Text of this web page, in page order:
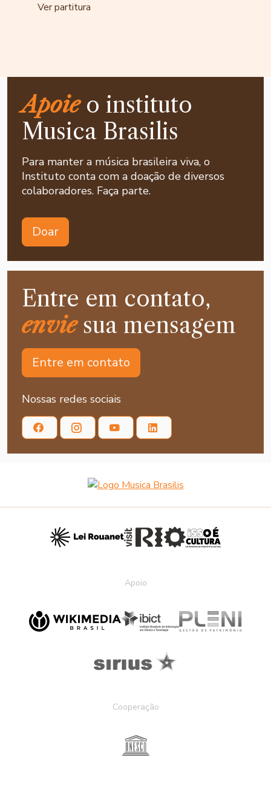
Ver partitura
Apoieo instituto
Musica Brasilis
Para manter a música brasileira viva, o
Instituto conta com a doação de diversos
colaboradores. Faça parte.
Doar
Entre em contato,
enviesua mensagem
Entre em contato
Nossas redes sociais
Apoio
Cooperação